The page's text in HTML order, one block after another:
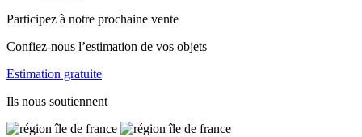
Participez à notre prochaine vente
Confiez-nous l’estimation de vos objets
Estimation gratuite
Ils nous soutiennent